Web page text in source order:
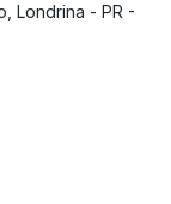
Londrina - PR -